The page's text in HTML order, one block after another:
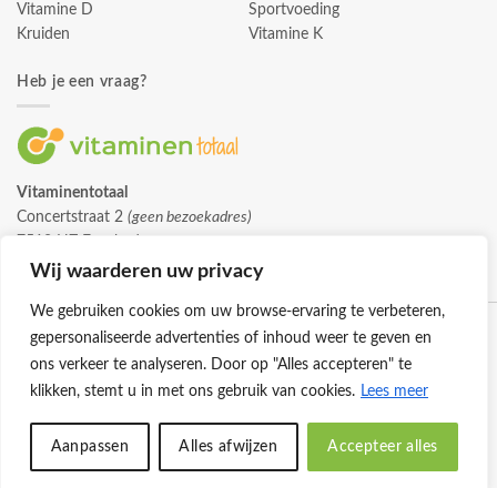
Wij waarderen uw privacy
We gebruiken cookies om uw browse-ervaring te verbeteren,
gepersonaliseerde advertenties of inhoud weer te geven en
ons verkeer te analyseren. Door op "Alles accepteren" te
klikken, stemt u in met ons gebruik van cookies. Lees meer
Aanpassen Alles afwijzen Accepteer alles
Vitamine D
Kruiden
Sportvoeding
Vitamine K
Heb je een vraag?
Vitaminentotaal
Concertstraat 2 (geen bezoekadres)
info@vitaminentotaal.nl
© 2026 -Vitaminentotaal.nl